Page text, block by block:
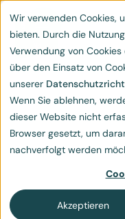
Wir verwenden Cookies,
bieten. Durch die
Verwendung von
über den Einsatz von
unserer
Wenn Sie ablehnen,
dieser Website nicht
Browser gesetzt, um
nachverfolgt werden
Akzeptieren
EU-
EU-
müssen künftig